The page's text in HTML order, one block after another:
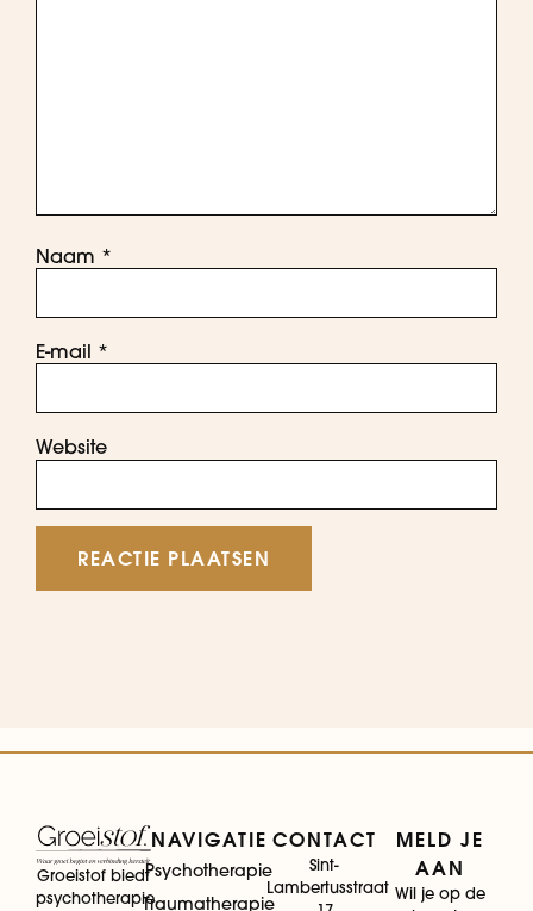
Naam *
E-mail *
Website
Groeistof biedt
psychotherapie,
NAVIGATIE
Psychotherapie
Traumatherapie
CONTACT
Sint-
Lambertusstraat
MELD JE
AAN
Wil je op de